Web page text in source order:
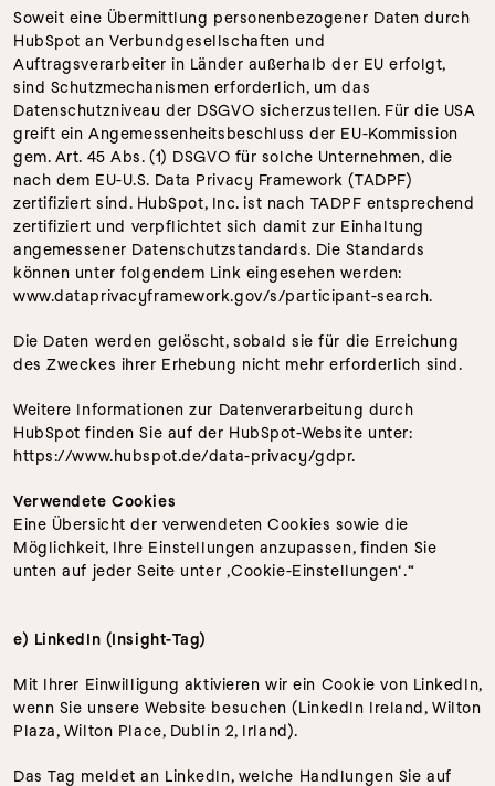
Soweit eine Übermittlung personenbezogener Daten durch
HubSpot an Verbundgesellschaften und
Auftragsverarbeiter in Länder außerhalb der EU erfolgt,
sind Schutzmechanismen erforderlich, um das
Datenschutzniveau der DSGVO sicherzustellen. Für die USA
greift ein Angemessenheitsbeschluss der EU-Kommission
gem. Art. 45 Abs. (1) DSGVO für solche Unternehmen, die
nach dem EU-U.S. Data Privacy Framework (TADPF)
zertifiziert sind. HubSpot, Inc. ist nach TADPF entsprechend
zertifiziert und verpflichtet sich damit zur Einhaltung
angemessener Datenschutzstandards. Die Standards
können unter folgendem Link eingesehen werden:
www.dataprivacyframework.gov/s/participant-search.
Die Daten werden gelöscht, sobald sie für die Erreichung
des Zweckes ihrer Erhebung nicht mehr erforderlich sind.
Weitere Informationen zur Datenverarbeitung durch
HubSpot finden Sie auf der HubSpot-Website unter:
https://www.hubspot.de/data-privacy/gdpr.
Verwendete Cookies
Eine Übersicht der verwendeten Cookies sowie die
Möglichkeit, Ihre Einstellungen anzupassen, finden Sie
unten auf jeder Seite unter ‚Cookie-Einstellungen‘.“
e) LinkedIn (Insight-Tag)
Mit Ihrer Einwilligung aktivieren wir ein Cookie von LinkedIn,
wenn Sie unsere Website besuchen (LinkedIn Ireland, Wilton
Plaza, Wilton Place, Dublin 2, Irland).
Das Tag meldet an LinkedIn, welche Handlungen Sie auf